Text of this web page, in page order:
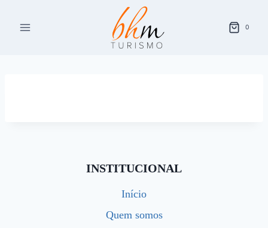
para
0
INSTITUCIONAL
Início
Quem somos